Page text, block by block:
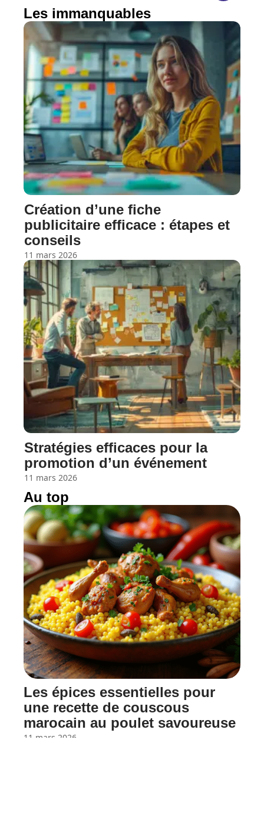
Les immanquables
Création d’une fiche
publicitaire efficace : étapes et
conseils
11 mars 2026
Stratégies efficaces pour la
promotion d’un événement
11 mars 2026
Au top
Les épices essentielles pour
une recette de couscous
marocain au poulet savoureuse
11 mars 2026